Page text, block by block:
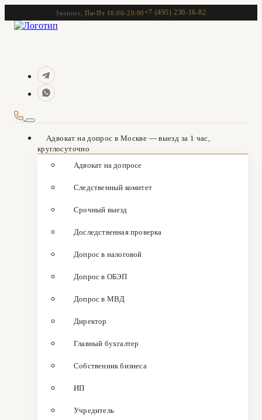
Звоните,Пн-Пт 10:00-20:00+7 (495) 230-16-82
Адвокат на допрос в Москве — выезд за 1 час,
круглосуточно
Адвокат на допросе
Следственный комитет
Срочный выезд
Доследственная проверка
Допрос в налоговой
Допрос в ОБЭП
Допрос в МВД
Директор
Главный бухгалтер
Собственник бизнеса
ИП
Учредитель